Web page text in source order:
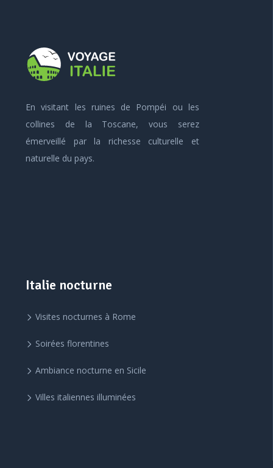
En visitant les ruines de Pompéi ou les
collines de la Toscane, vous serez
émerveillé par la richesse culturelle et
naturelle du pays.
Italie nocturne
Visites nocturnes à Rome
Soirées florentines
Ambiance nocturne en Sicile
Villes italiennes illuminées